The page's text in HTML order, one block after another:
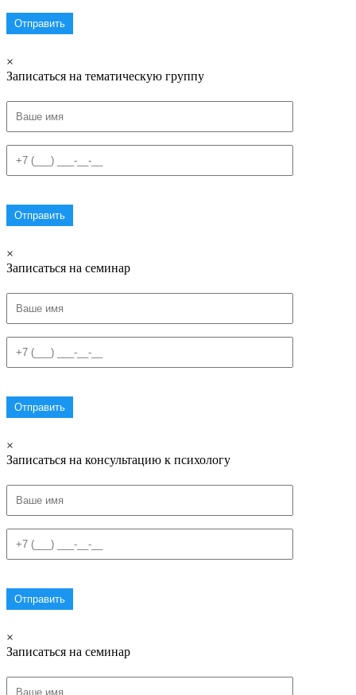
×
Записаться на тематическую группу
×
Записаться на семинар
×
Записаться на консультацию к психологу
×
Записаться на семинар